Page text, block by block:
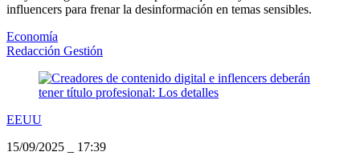
influencers para frenar la desinformación en temas sensibles.
Economía
Redacción Gestión
EEUU
15/09/2025
17:39